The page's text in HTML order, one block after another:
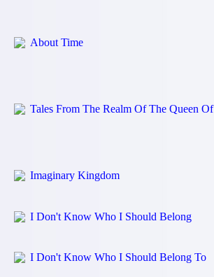
About Time
Tales From The Realm Of The Queen Of
Imaginary Kingdom
I Don't Know Who I Should Belong
I Don't Know Who I Should Belong To